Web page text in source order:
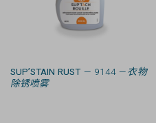
SUP’STAIN RUST— 9144 —衣物
除锈喷雾